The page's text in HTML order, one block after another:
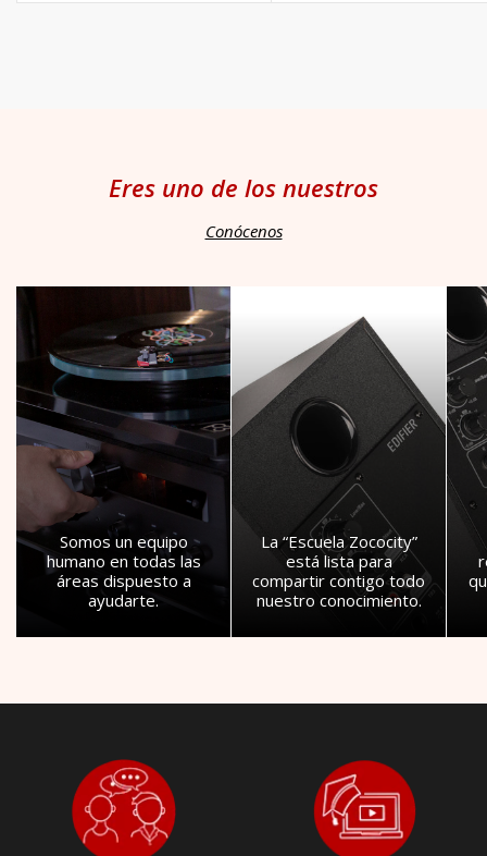
Eres uno de los nuestros
Conócenos
Somos un equipo
humano en todas las
áreas dispuesto a
ayudarte.
La “Escuela Zococity”
está lista para
compartir contigo todo
nuestro conocimiento.